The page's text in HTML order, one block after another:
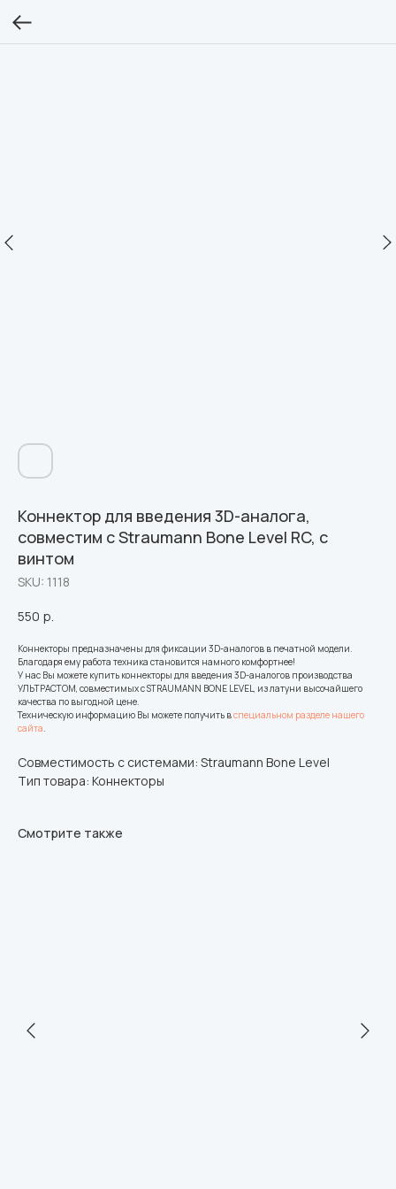
Коннектор для введения 3D-аналога,
совместим с Straumann Bone Level RC, с
винтом
SKU: 1118
550 р.
Коннекторы предназначены для фиксации 3D-аналогов в печатной модели.
Благодаря ему работа техника становится намного комфортнее!
У нас Вы можете купить коннекторы для введения 3D-аналогов производства
УЛЬТРАСТОМ, совместимых с STRAUMANN BONE LEVEL, из латуни высочайшего
качества по выгодной цене.
Техническую информацию Вы можете получить вспециальном разделе нашего
сайта.
Совместимость с системами: Straumann Bone Level
Тип товара: Коннекторы
Смотрите также